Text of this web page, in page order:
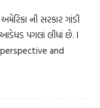
ની સરકાર ગાંડી
પગલાં લીધાં છે. I
and